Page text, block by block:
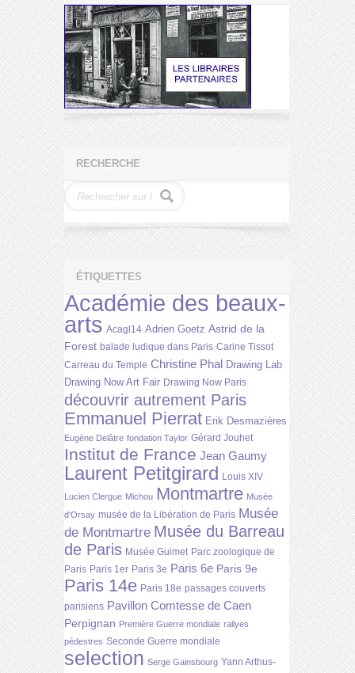
RECHERCHE
ÉTIQUETTES
Académie des beaux-
arts Acagl14 Adrien Goetz Astrid de la
Forest balade ludique dans Paris Carine Tissot
Carreau du Temple Christine Phal Drawing Lab
Drawing Now Art Fair Drawing Now Paris
découvrir autrement Paris
Emmanuel Pierrat Erik Desmazières
Eugène Delâtre fondation Taylor Gérard Jouhet
Institut de France Jean Gaumy
Laurent Petitgirard Louis XIV
Lucien Clergue Michou Montmartre Musée
d'Orsay musée de la Libération de Paris Musée
de Montmartre Musée du Barreau
de Paris Musée Guimet Parc zoologique de
Paris Paris 1er Paris 3e Paris 6e Paris 9e
Paris 14e Paris 18e passages couverts
parisiens Pavillon Comtesse de Caen
Perpignan Première Guerre mondiale rallyes
pédestres Seconde Guerre mondiale
selection Serge Gainsbourg Yann Arthus-